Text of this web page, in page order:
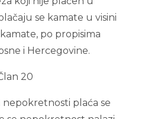
se kamate u visini
po propisima
i Hercegovine.
20
plaća se